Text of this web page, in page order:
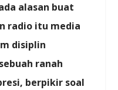
alasan buat
radio itu media
disiplin
ranah
berpikir soal